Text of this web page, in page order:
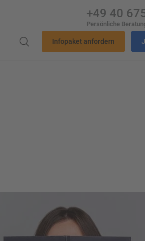
Infopaket anfordern
+49 40
Persönliche